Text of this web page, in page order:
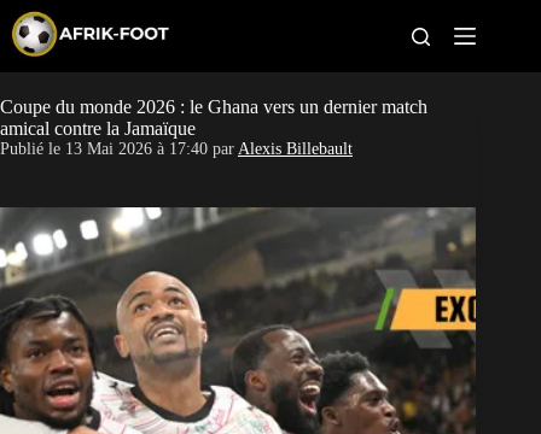
p
o
c
o
t
n
t
CAN féminine
Pays
Clubs
Classement
Paris sportifs
Coupe du monde 2026 : le Ghana vers un dernier match
amical contre la Jamaïque
Publié le 13 Mai 2026 à 17:40 par Alexis Billebault